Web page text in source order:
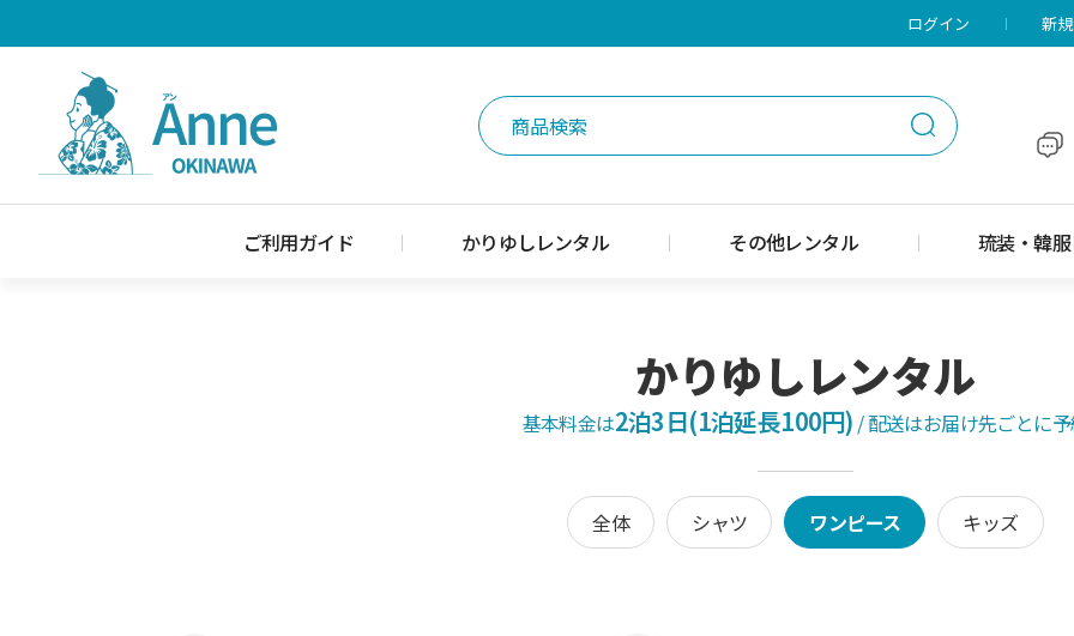
ログイン 新
ご利用ガイド かりゆしレンタル その他レンタル 琉装・韓
かりゆしレンタル
基本料金は2泊3日(1泊延長100円) /配送はお届け先ごとに
全体 シャツ ワンピース キッズ